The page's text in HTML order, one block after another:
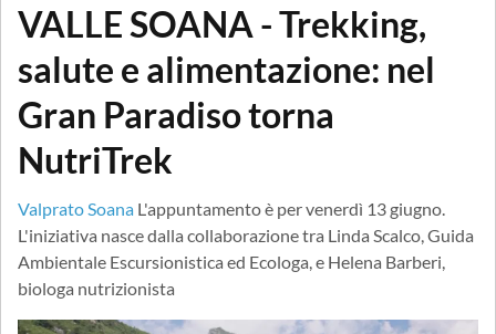
VALLE SOANA - Trekking,
salute e alimentazione: nel
Gran Paradiso torna
NutriTrek
Valprato Soana L'appuntamento è per venerdì 13 giugno.
L'iniziativa nasce dalla collaborazione tra Linda Scalco, Guida
Ambientale Escursionistica ed Ecologa, e Helena Barberi,
biologa nutrizionista